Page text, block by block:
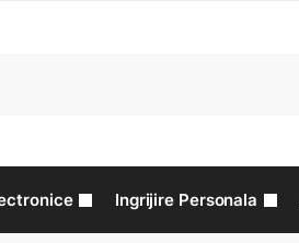
Ingrijire Personala